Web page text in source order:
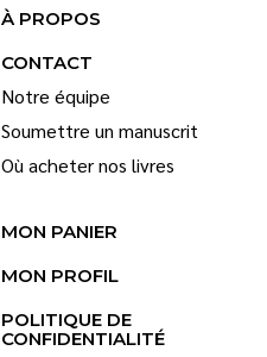
À PROPOS
CONTACT
Notre équipe
Soumettre un manuscrit
Où acheter nos livres
MON PANIER
MON PROFIL
POLITIQUE DE
CONFIDENTIALITÉ